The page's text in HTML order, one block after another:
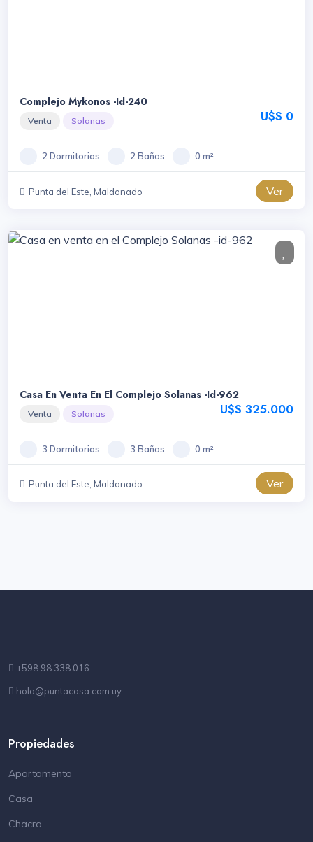
Complejo Mykonos -id-240
Venta Solanas U$S 0
2 Dormitorios 2 Baños 0 m²
Punta del Este, Maldonado Ver
Casa En Venta En El Complejo Solanas -id-962
Venta Solanas U$S 325.000
3 Dormitorios 3 Baños 0 m²
Punta del Este, Maldonado Ver
+598 98 338 016
hola@puntacasa.com.uy
Propiedades
Apartamento
Casa
Chacra